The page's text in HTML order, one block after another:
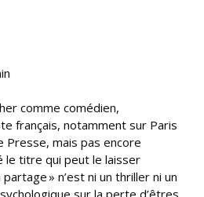
comme comédien,
français, notamment sur Paris
Presse, mais pas encore
le titre qui peut le laisser
» n’est ni un thriller ni un
sur la perte d’êtres